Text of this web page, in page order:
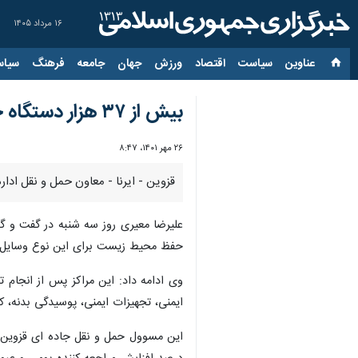
۱۶ مرداد ۱۴۰۵
عناوین‌ سیاست اقتصاد ورزش جهان جامعه فرهنگ
بیش از ۳۷ هزار دستگاه خودرو سنگین به مراکز معاینه فنی قزوین مراجعه کردند
۲۶ مهر ۱۴۰۱، ۸:۴۷